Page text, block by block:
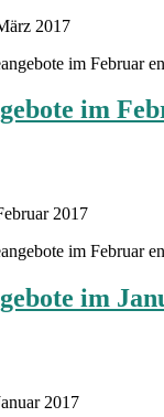
im Februar
im
im Februar
im